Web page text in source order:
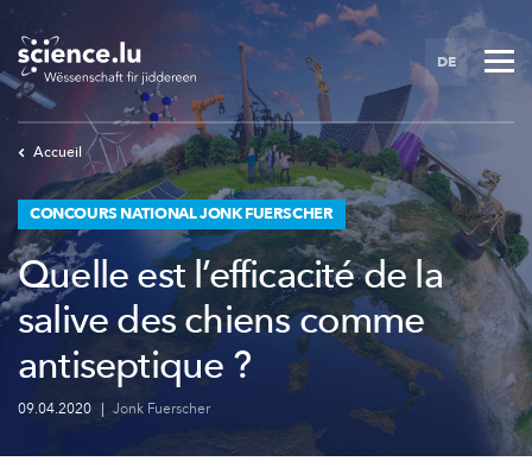
Skip
main
content
DE
Accueil
CONCOURS NATIONAL JONK FUERSCHER
Quelle est l’efficacité de la
salive des chiens comme
antiseptique ?
09.04.2020 | Jonk Fuerscher